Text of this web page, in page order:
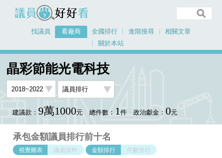
議員好好看
找議員 看廠商 全國排行 進階搜尋
相關文章
關於本站
晶彩節能光電科技
建議款： 9萬1000元 總件數： 1件 政治獻金： 0元
承包金額議員排行前十名
視覺圖表 議員資料 金額排行 件數排行